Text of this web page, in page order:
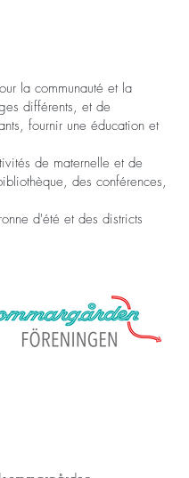
la communauté et la
différents, et de
fournir une éducation et
de maternelle et de
des conférences,
d'été et des districts